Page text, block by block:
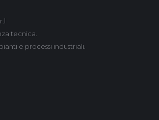
tecnica.
e processi industriali.